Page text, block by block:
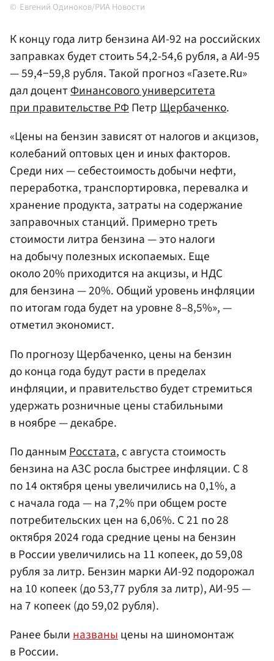
Евгений Одиноков/РИА Новости
К концу года литр бензина АИ-92 на российских
заправках будет стоить 54,2-54,6 рубля, а АИ-95
— 59,4−59,8 рубля. Такой прогноз «Газете.Ru»
дал доцентФинансового университета
при правительстве РФПетрЩербаченко.
«Цены на бензин зависят от налогов и акцизов,
колебаний оптовых цен и иных факторов.
Среди них — себестоимость добычи нефти,
переработка, транспортировка, перевалка и
хранение продукта, затраты на содержание
заправочных станций. Примерно треть
стоимости литра бензина — это налоги
на добычу полезных ископаемых. Еще
около 20% приходится на акцизы, и НДС
для бензина — 20%. Общий уровень инфляции
по итогам года будет на уровне 8–8,5%», —
отметил экономист.
По прогнозу Щербаченко, цены на бензин
до конца года будут расти в пределах
инфляции, и правительство будет стремиться
удержать розничные цены стабильными
в ноябре — декабре.
По даннымРосстата, с августа стоимость
бензина на АЗС росла быстрее инфляции. С 8
по 14 октября цены увеличились на 0,1%, а
с начала года — на 7,2% при общем росте
потребительских цен на 6,06%. С 21 по 28
октября 2024 года средние цены на бензин
в России увеличились на 11 копеек, до 59,08
рубля за литр. Бензин марки АИ-92 подорожал
на 10 копеек (до 53,77 рубля за литр), АИ-95 —
на 7 копеек (до 59,02 рубля).
Ранее былиназваныцены на шиномонтаж
в России.